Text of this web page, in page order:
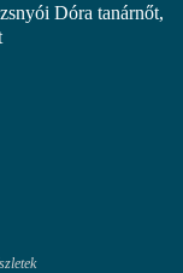
Dóra tanárnőt,